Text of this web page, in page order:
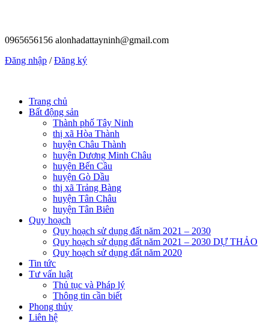
0965656156 alonhadattayninh@gmail.com
Đăng nhập /Đăng ký
Trang chủ
Bất động sản
Thành phố Tây Ninh
thị xã Hòa Thành
huyện Châu Thành
huyện Dương Minh Châu
huyện Bến Cầu
huyện Gò Dầu
thị xã Trảng Bàng
huyện Tân Châu
huyện Tân Biên
Quy hoạch
Quy hoạch sử dụng đất năm 2021 – 2030
Quy hoạch sử dụng đất năm 2021 – 2030 DỰ THẢO
Quy hoạch sử dụng đất năm 2020
Tin tức
Tư vấn luật
Thủ tục và Pháp lý
Thông tin cần biết
Phong thủy
Liên hệ